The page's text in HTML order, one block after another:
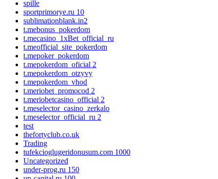
spille
sportprimorye.ru 10
sublimationblank.in2
t.mebonus_pokerdom
t.mecasino_1xBet_official_ru
t.meofficial_site_pokerdom
t.mepoker_pokerdom
t.mepokerdom_oficial 2
t.mepokerdom_otzyvy
t.mepokerdom_vhod
t.meriobet_promocod 2
t.meriobetcasino_official 2
t.meselector_casino_zerkalo
t.meselector_official_ru 2
test
thefortyclub.co.uk
Trading
tufekcioglugeridonusum.com 1000
Uncategorized
under-prog.ru 150